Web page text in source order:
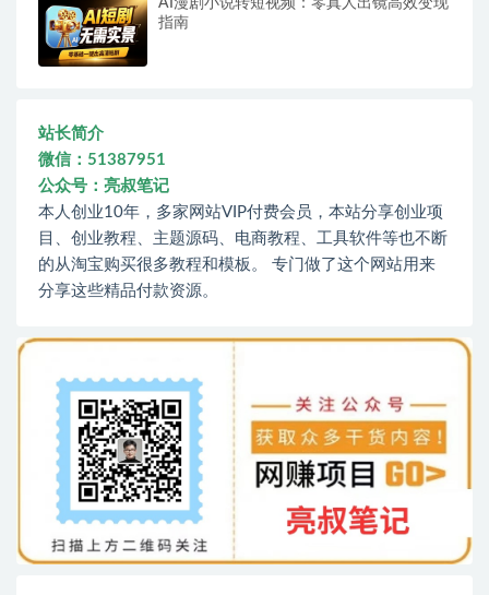
AI漫剧小说转短视频：零真人出镜高效变现
指南
站长简介
微信：51387951
公众号：亮叔笔记
本人创业10年，多家网站VIP付费会员，本站分享创业项
目、创业教程、主题源码、电商教程、工具软件等也不断
的从淘宝购买很多教程和模板。 专门做了这个网站用来
分享这些精品付款资源。